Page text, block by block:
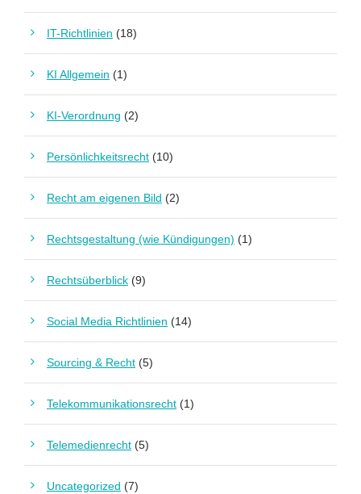
IT-Richtlinien (18)
KI Allgemein (1)
KI-Verordnung (2)
Persönlichkeitsrecht (10)
Recht am eigenen Bild (2)
Rechtsgestaltung (wie Kündigungen) (1)
Rechtsüberblick (9)
Social Media Richtlinien (14)
Sourcing & Recht (5)
Telekommunikationsrecht (1)
Telemedienrecht (5)
Uncategorized (7)